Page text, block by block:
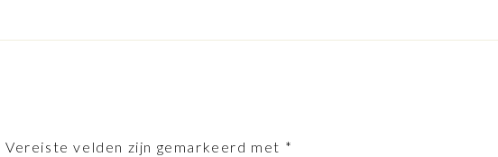
Vereiste velden zijn gemarkeerd met *